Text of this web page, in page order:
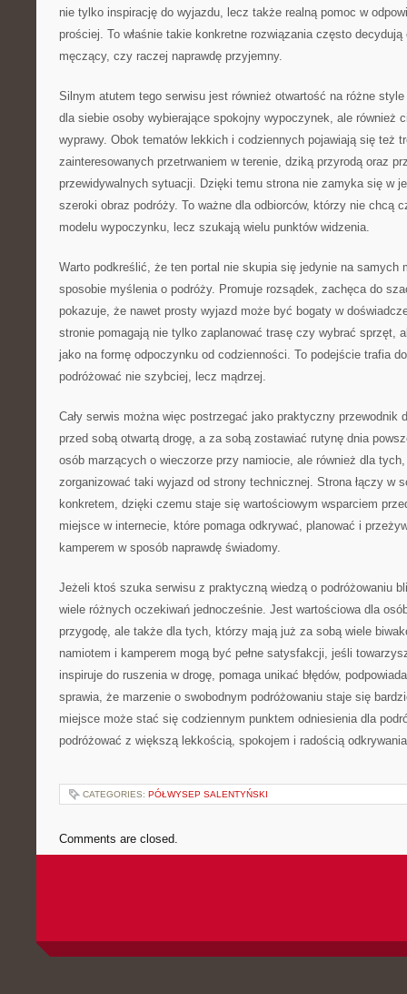
nie tylko inspirację do wyjazdu, lecz także realną pomoc w
prościej. To właśnie takie konkretne rozwiązania często
męczący, czy raczej naprawdę przyjemny.
Silnym atutem tego serwisu jest również otwartość na różne
dla siebie osoby wybierające spokojny wypoczynek, ale również
wyprawy. Obok tematów lekkich i codziennych pojawiają się też
zainteresowanych przetrwaniem w terenie, dziką przyrodą oraz
przewidywalnych sytuacji. Dzięki temu strona nie zamyka się w
szeroki obraz podróży. To ważne dla odbiorców, którzy nie chcą
modelu wypoczynku, lecz szukają wielu punktów widzenia.
Warto podkreślić, że ten portal nie skupia się jedynie na samych
sposobie myślenia o podróży. Promuje rozsądek, zachęca do
pokazuje, że nawet prosty wyjazd może być bogaty w
stronie pomagają nie tylko zaplanować trasę czy wybrać sprzęt,
jako na formę odpoczynku od codzienności. To podejście trafia
podróżować nie szybciej, lecz mądrzej.
Cały serwis można więc postrzegać jako praktyczny przewodnik
przed sobą otwartą drogę, a za sobą zostawiać rutynę dnia
osób marzących o wieczorze przy namiocie, ale również dla
zorganizować taki wyjazd od strony technicznej. Strona łączy w
konkretem, dzięki czemu staje się wartościowym wsparciem
miejsce w internecie, które pomaga odkrywać, planować i
kamperem w sposób naprawdę świadomy.
Jeżeli ktoś szuka serwisu z praktyczną wiedzą o podróżowaniu
wiele różnych oczekiwań jednocześnie. Jest wartościowa dla
przygodę, ale także dla tych, którzy mają już za sobą wiele
namiotem i kamperem mogą być pełne satysfakcji, jeśli
inspiruje do ruszenia w drogę, pomaga unikać błędów,
sprawia, że marzenie o swobodnym podróżowaniu staje się
miejsce może stać się codziennym punktem odniesienia dla
podróżować z większą lekkością, spokojem i radością
CATEGORIES: PÓŁWYSEP SALENTYŃSKI
Comments are closed.